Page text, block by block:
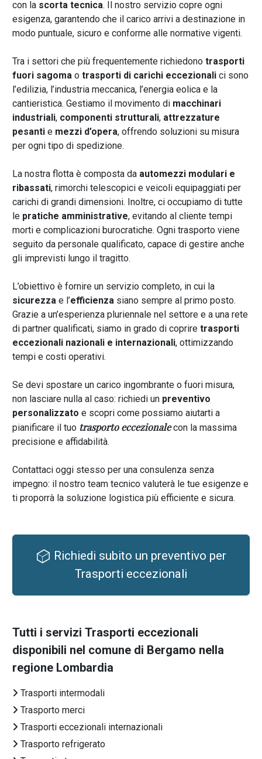
con la scorta tecnica. Il nostro servizio copre ogni
esigenza, garantendo che il carico arrivi a destinazione in
modo puntuale, sicuro e conforme alle normative vigenti.
Tra i settori che più frequentemente richiedono trasporti
fuori sagoma o trasporti di carichi eccezionalici sono
l’edilizia, l’industria meccanica, l’energia eolica e la
cantieristica. Gestiamo il movimento di macchinari
industriali, componenti strutturali, attrezzature
pesantie mezzi d’opera, offrendo soluzioni su misura
per ogni tipo di spedizione.
La nostra flotta è composta da automezzi modulari e
ribassati, rimorchi telescopici e veicoli equipaggiati per
carichi di grandi dimensioni. Inoltre, ci occupiamo di tutte
le pratiche amministrative, evitando al cliente tempi
morti e complicazioni burocratiche. Ogni trasporto viene
seguito da personale qualificato, capace di gestire anche
gli imprevisti lungo il tragitto.
L’obiettivo è fornire un servizio completo, in cui la
sicurezza e l’efficienza siano sempre al primo posto.
Grazie a un’esperienza pluriennale nel settore e a una rete
di partner qualificati, siamo in grado di coprire trasporti
eccezionali nazionali e internazionali, ottimizzando
tempi e costi operativi.
Se devi spostare un carico ingombrante o fuori misura,
non lasciare nulla al caso: richiedi un preventivo
personalizzato e scopri come possiamo aiutarti a
pianificare il tuo trasporto eccezionalecon la massima
precisione e affidabilità.
Contattaci oggi stesso per una consulenza senza
impegno: il nostro team tecnico valuterà le tue esigenze e
ti proporrà la soluzione logistica più efficiente e sicura.
Richiedi subito un preventivo per
Trasporti eccezionali
Tutti i servizi Trasporti eccezionali
disponibili nel comune di Bergamo nella
regione Lombardia
Trasporti intermodali
Trasporto merci
Trasporti eccezionali internazionali
Trasporto refrigerato